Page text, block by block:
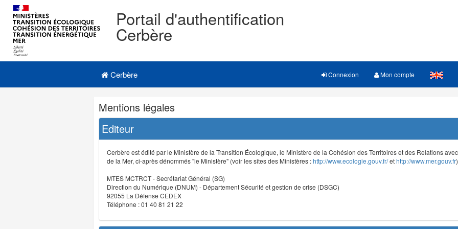
Portail d'authentification
Cerbère
Navigation
Menu principal
Cerbère Connexion Mon compte
Navigation
et
outils
annexes
Mentions légales
Editeur
Cerbère est édité par le Ministère de la Transition Écologique, le Ministère de la Cohésion des Territoires et des Relations
de la Mer, ci-après dénommés "le Ministère" (voir les sites des Ministères :http://www.ecologie.gouv.fr/ethttp://www.mer.gouv.fr
MTES MCTRCT - Secrétariat Général (SG)
Direction du Numérique (DNUM) - Département Sécurité et gestion de crise (DSGC)
92055 La Défense CEDEX
Téléphone : 01 40 81 21 22